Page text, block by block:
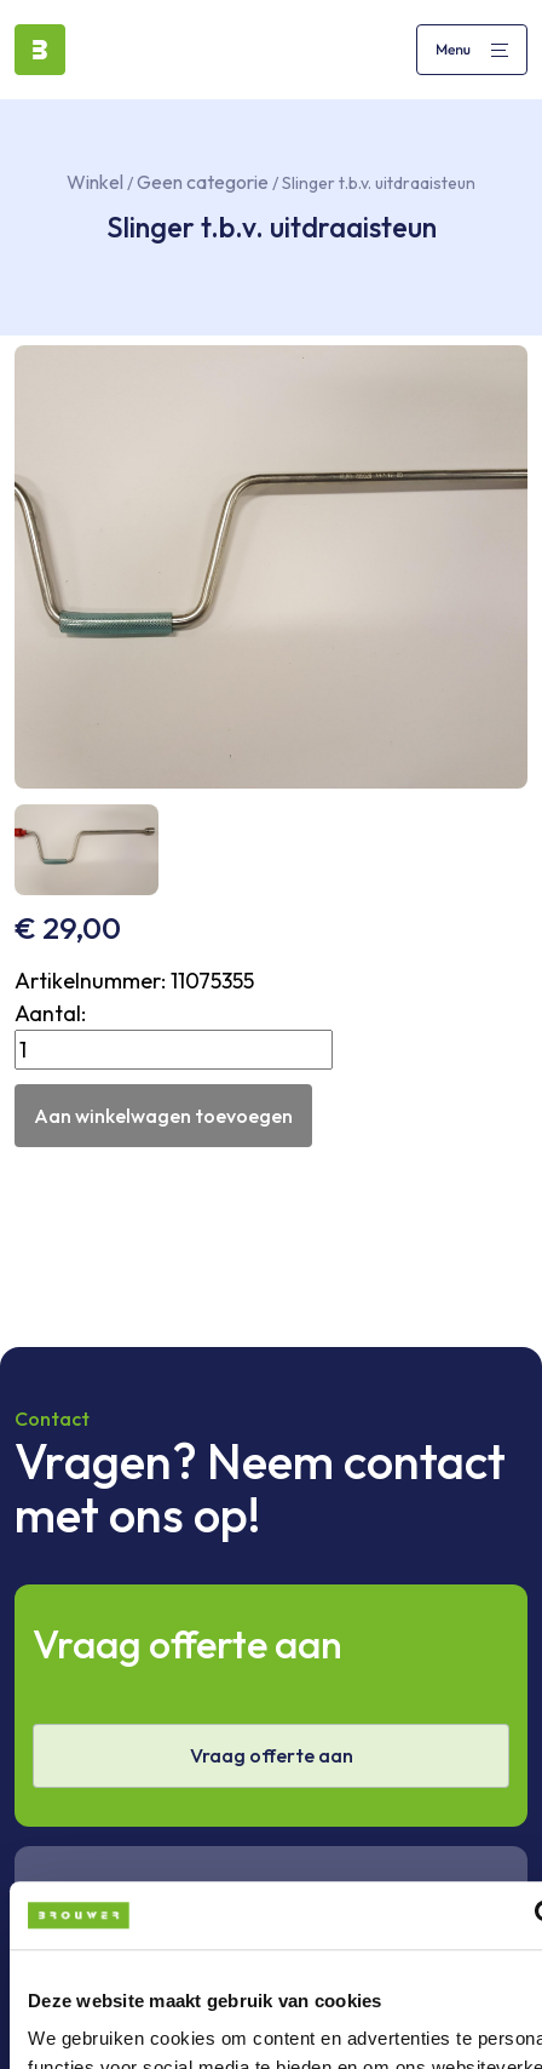
Deze website maakt gebruik van cookies
We gebruiken cookies om content en advertenties te
Winkel /Geen categorie / Slinger t.b.v. uitdraaisteun
Slinger t.b.v. uitdraaisteun
€ 29,00
Artikelnummer: 11075355
Aantal:
Slinger
t.b.v.
uitdraaisteun
aantal
Aan winkelwagen toevoegen
Contact
Vragen? Neem contact
met ons op!
Vraag offerte aan
Vraag offerte aan
Bel ons
Bel +31 (0)36 - 3033024